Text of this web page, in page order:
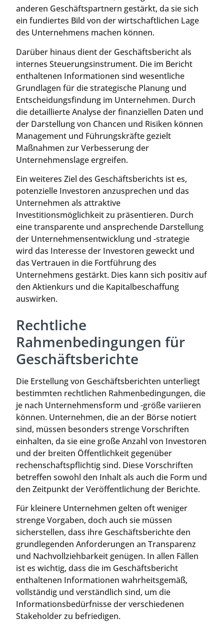
anderen Geschäftspartnern gestärkt, da sie sich
ein fundiertes Bild von der wirtschaftlichen Lage
des Unternehmens machen können.
Darüber hinaus dient der Geschäftsbericht als
internes Steuerungsinstrument. Die im Bericht
enthaltenen Informationen sind wesentliche
Grundlagen für die strategische Planung und
Entscheidungsfindung im Unternehmen. Durch
die detaillierte Analyse der finanziellen Daten und
der Darstellung von Chancen und Risiken können
Management und Führungskräfte gezielt
Maßnahmen zur Verbesserung der
Unternehmenslage ergreifen.
Ein weiteres Ziel des Geschäftsberichts ist es,
potenzielle Investoren anzusprechen und das
Unternehmen als attraktive
Investitionsmöglichkeit zu präsentieren. Durch
eine transparente und ansprechende Darstellung
der Unternehmensentwicklung und -strategie
wird das Interesse der Investoren geweckt und
das Vertrauen in die Fortführung des
Unternehmens gestärkt. Dies kann sich positiv auf
den Aktienkurs und die Kapitalbeschaffung
auswirken.
Rechtliche
Rahmenbedingungen für
Geschäftsberichte
Die Erstellung von Geschäftsberichten unterliegt
bestimmten rechtlichen Rahmenbedingungen, die
je nach Unternehmensform und -größe variieren
können. Unternehmen, die an der Börse notiert
sind, müssen besonders strenge Vorschriften
einhalten, da sie eine große Anzahl von Investoren
und der breiten Öffentlichkeit gegenüber
rechenschaftspflichtig sind. Diese Vorschriften
betreffen sowohl den Inhalt als auch die Form und
den Zeitpunkt der Veröffentlichung der Berichte.
Für kleinere Unternehmen gelten oft weniger
strenge Vorgaben, doch auch sie müssen
sicherstellen, dass ihre Geschäftsberichte den
grundlegenden Anforderungen an Transparenz
und Nachvollziehbarkeit genügen. In allen Fällen
ist es wichtig, dass die im Geschäftsbericht
enthaltenen Informationen wahrheitsgemäß,
vollständig und verständlich sind, um die
Informationsbedürfnisse der verschiedenen
Stakeholder zu befriedigen.